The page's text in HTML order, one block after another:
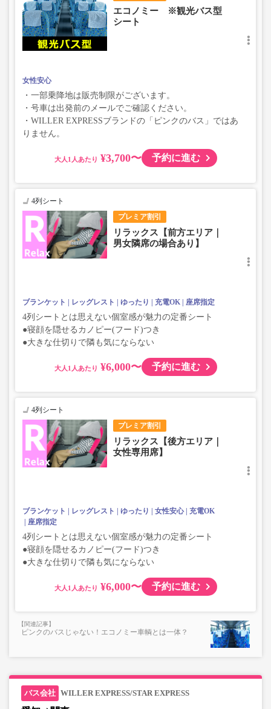
エコノミー ※観光バス型
シート
女性安心
・一部乗降地は販売制限がございます。
・号車は出発前のメールでご確認ください。
・WILLER EXPRESSブランドの「ピンクのバス」ではあ
りません。
大人 ¥3,700〜 予約に進む
プレミア割引
4列シート
リラックス【前方エリア｜
男女隣席の場合あり】
ブランケット レッグレスト ゆったり 充電OK 座席指定
4列シートとは思えない個室感が魅力の定番シート
●寝顔を隠せるカノピー(フード)つき
●大きな仕切りで隣も気にならない
大人 ¥6,000〜 予約に進む
プレミア割引
4列シート
リラックス【後方エリア｜
女性専用席】
ブランケット レッグレスト ゆったり 女性安心
充電OK
座席指定
4列シートとは思えない個室感が魅力の定番シート
●寝顔を隠せるカノピー(フード)つき
●大きな仕切りで隣も気にならない
大人 ¥6,000〜 予約に進む
ピンクのバスじゃない！エコノミー車輌とは一体？
WILLER EXPRESS/STAR EXPRESS